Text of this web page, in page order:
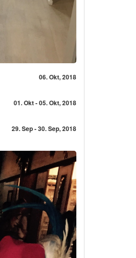
06. Okt, 2018
01. Okt - 05. Okt, 2018
29. Sep - 30. Sep, 2018